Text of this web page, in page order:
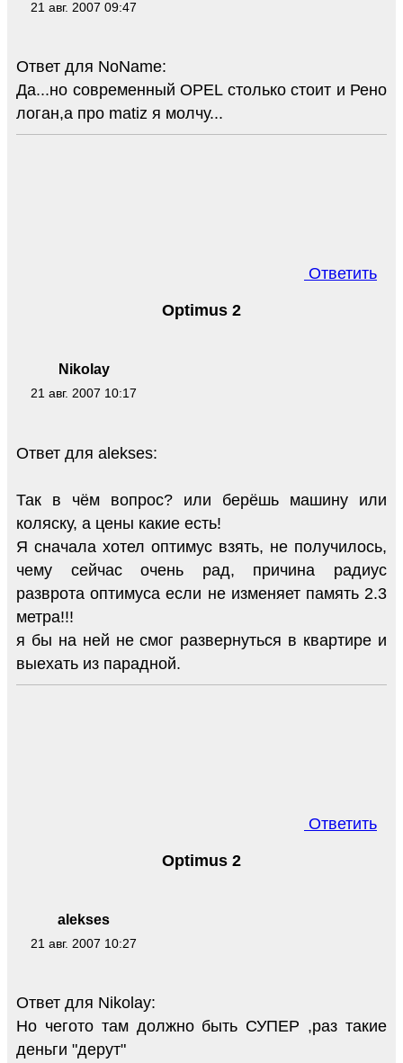
21 авг. 2007 09:47
Ответ для NoName:
Да...но современный OPEL столько стоит и Рено
логан,а про matiz я молчу...
Ответить
Nikolay
21 авг. 2007 10:17
Optimus 2
Ответ для alekses:
Так в чём вопрос? или берёшь машину или
коляску, а цены какие есть!
Я сначала хотел оптимус взять, не получилось,
чему сейчас очень рад, причина радиус
разврота оптимуса если не изменяет память 2.3
метра!!!
я бы на ней не смог развернуться в квартире и
выехать из парадной.
Ответить
alekses
21 авг. 2007 10:27
Optimus 2
Ответ для Nikolay:
Но чегото там должно быть СУПЕР ,раз такие
деньги "дерут"